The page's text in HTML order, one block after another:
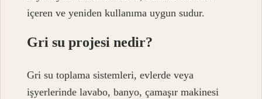
içeren ve yeniden kullanıma uygun sudur.
Gri su projesi nedir?
Gri su toplama sistemleri, evlerde veya
işyerlerinde lavabo, banyo, çamaşır makinesi